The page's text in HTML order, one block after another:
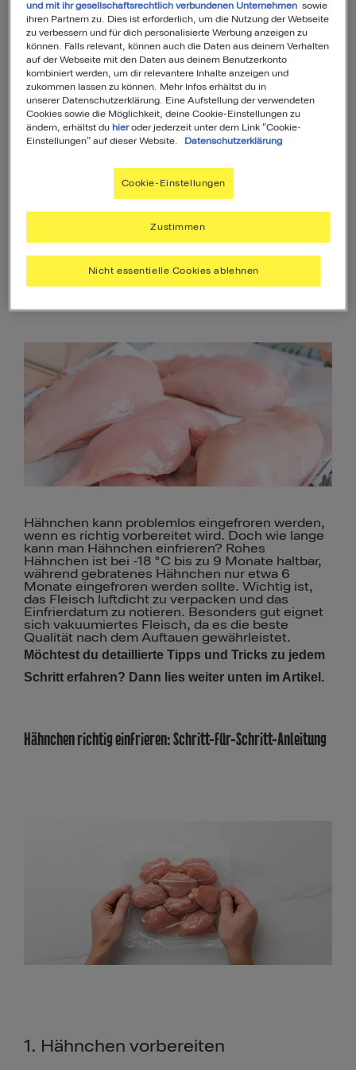
Hähnchen richtig einfrieren: Schritt-für-
Schritt-Anleitung
Wie lange kann man Hähnchen
einfrieren?
Hähnchen
Blitzschnell erklärt: So friert man Hähnchen ein
Hähnchen kann problemlos eingefroren werden,
wenn es richtig vorbereitet wird. Doch wie lange
kann man Hähnchen einfrieren? Rohes
Hähnchen ist bei -18 °C bis zu 9 Monate haltbar,
während gebratenes Hähnchen nur etwa 6
Monate eingefroren werden sollte. Wichtig ist,
das Fleisch luftdicht zu verpacken und das
Einfrierdatum zu notieren. Besonders gut eignet
sich vakuumiertes Fleisch, da es die beste
Qualität nach dem Auftauen gewährleistet.
Möchtest du detaillierte Tipps und Tricks zu jedem
Schritt erfahren? Dann lies weiter unten im Artikel.
Hähnchen richtig einfrieren: Schritt-für-Schritt-Anleitung
1. Hähnchen vorbereiten
und mit ihr gesellschaftsrechtlich verbundenen Unternehmen sowie
ihren Partnern zu. Dies ist erforderlich, um die Nutzung der Webseite
zu verbessern und für dich personalisierte Werbung anzeigen zu
können. Falls relevant, können auch die Daten aus deinem Verhalten
auf der Webseite mit den Daten aus deinem Benutzerkonto
kombiniert werden, um dir relevantere Inhalte anzeigen und
zukommen lassen zu können. Mehr Infos erhältst du in
unserer Datenschutzerklärung. Eine Aufstellung der verwendeten
Cookies sowie die Möglichkeit, deine Cookie-Einstellungen zu
ändern, erhältst duhieroder jederzeit unter dem Link "Cookie-
Einstellungen" auf dieser Website.
Datenschutzerklärung
Cookie-Einstellungen
Nicht essentielle Cookies ablehnen
Zustimmen